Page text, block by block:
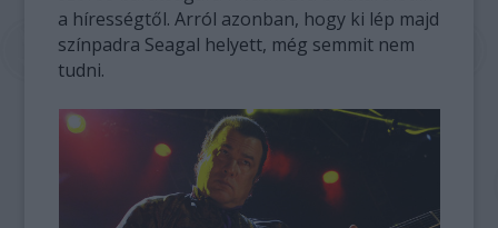
a hírességtől. Arról azonban, hogy ki lép majd
színpadra Seagal helyett, még semmit nem
tudni.